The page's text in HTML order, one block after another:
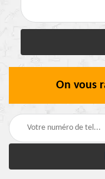
On vous